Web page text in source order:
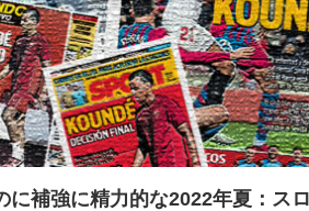
に補強に精力的な2022年夏：ス